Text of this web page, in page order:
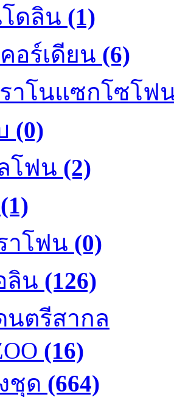
ดลิน (1)
อร์เดียน (6)
าโนแซกโซโฟ
(0)
โฟน (2)
(1)
าโฟน (0)
ลิน (126)
นตรีสากล
(16)
ชุด (664)